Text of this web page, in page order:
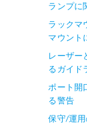
ランプに
ラックマ
マウント
レーザー
るガイド
ポート開
る警告
保守/運